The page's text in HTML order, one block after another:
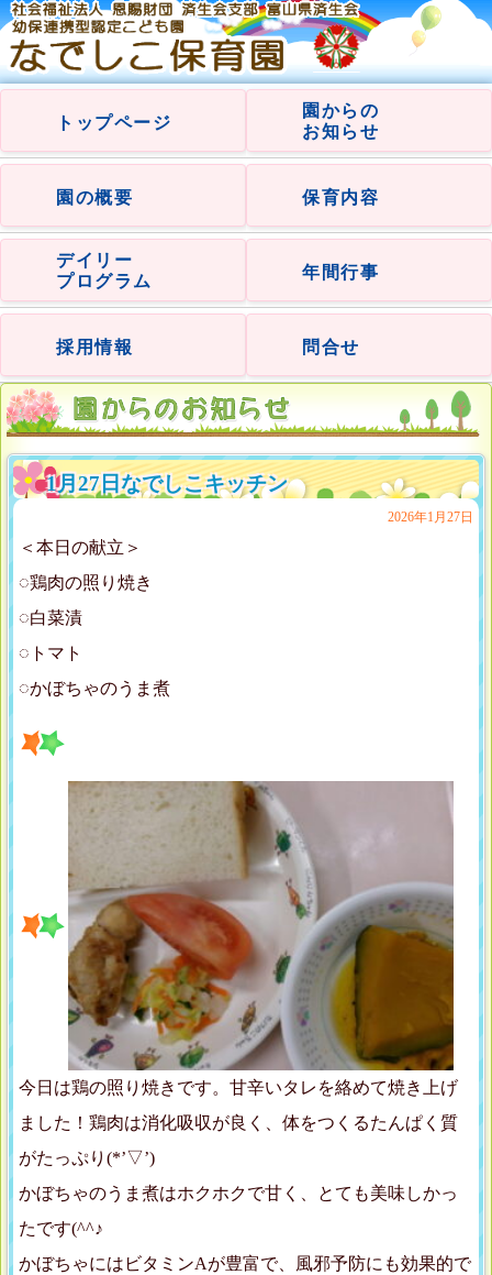
トップページ
園からの
お知らせ
園の概要 保育内容
デイリー
プログラム
年間行事
採用情報 問合せ
1月27日なでしこキッチン
2026年1月27日
＜本日の献立＞
◌鶏肉の照り焼き
◌白菜漬
◌トマト
◌かぼちゃのうま煮
今日は鶏の照り焼きです。甘辛いタレを絡めて焼き上げ
ました！鶏肉は消化吸収が良く、体をつくるたんぱく質
がたっぷり(*’▽’)
かぼちゃのうま煮はホクホクで甘く、とても美味しかっ
たです(^^♪
かぼちゃにはビタミンAが豊富で、風邪予防にも効果的で